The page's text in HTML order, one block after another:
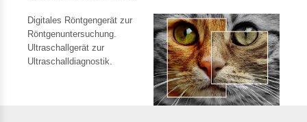
Digitales Röntgengerät zur
Röntgenuntersuchung.
Ultraschallgerät zur
Ultraschalldiagnostik.